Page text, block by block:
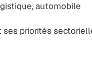
automobile
ses priorités